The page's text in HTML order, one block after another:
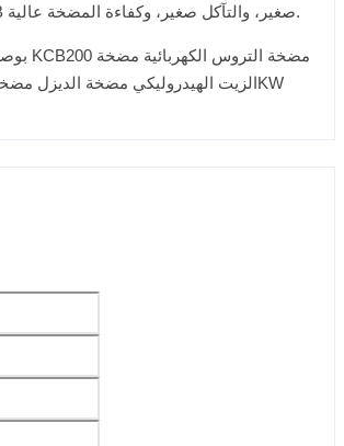
زيت التروس KCB صغير، والتآكل صغير، وكفاءة المضخة عالية.